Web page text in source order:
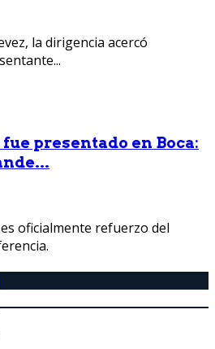
la dirigencia acercó
presentado en Boca:
oficialmente refuerzo del